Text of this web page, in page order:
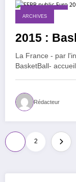
30 mars 2015
ARCHIVES
La France - par
BasketBall-
Rédacteur
Pagination
des
publications
2